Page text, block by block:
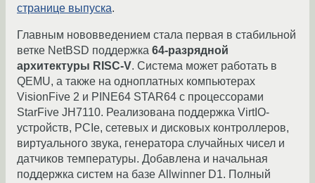
странице выпуска.
Главным нововведением стала первая в стабильной
ветке NetBSD поддержка 64-разрядной
архитектуры RISC-V. Система может работать в
QEMU, а также на одноплатных компьютерах
VisionFive 2 и PINE64 STAR64 с процессорами
StarFive JH7110. Реализована поддержка VirtIO-
устройств, PCIe, сетевых и дисковых контроллеров,
виртуального звука, генератора случайных чисел и
датчиков температуры. Добавлена и начальная
поддержка систем на базе Allwinner D1. Полный